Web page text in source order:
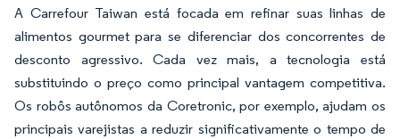
A Carrefour Taiwan está focada em refinar suas linhas de
alimentos gourmet para se diferenciar dos concorrentes de
desconto agressivo. Cada vez mais, a tecnologia está
substituindo o preço como principal vantagem competitiva.
Os robôs autônomos da Coretronic, por exemplo, ajudam os
principais varejistas a reduzir significativamente o tempo de